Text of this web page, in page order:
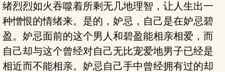
绪烈烈如火吞噬着所剩无几地理智，让人生出一
种憎恨的情绪来。是的，妒忌，自己是在妒忌碧
盈。妒忌面前的这个男人和碧盈能相亲相爱，而
自己却与这个曾经对自己无比宠爱地男子已经是
相近而不能相亲。妒忌自己手中曾经拥有过的却